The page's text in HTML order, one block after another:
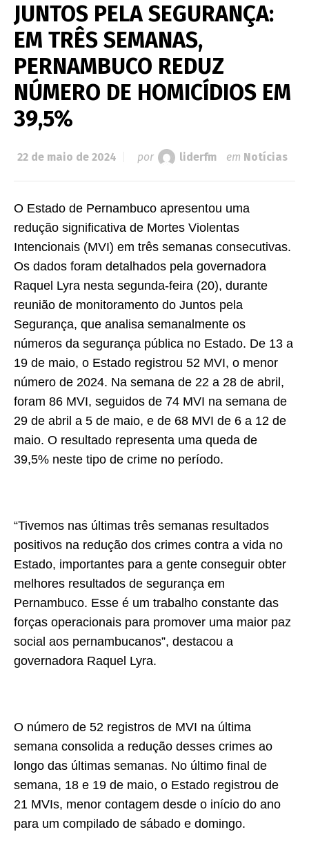
JUNTOS PELA SEGURANÇA:
EM TRÊS SEMANAS,
PERNAMBUCO REDUZ
NÚMERO DE HOMICÍDIOS EM
39,5%
22 de maio de 2024 por liderfm em Notícias
O Estado de Pernambuco apresentou uma
redução significativa de Mortes Violentas
Intencionais (MVI) em três semanas consecutivas.
Os dados foram detalhados pela governadora
Raquel Lyra nesta segunda-feira (20), durante
reunião de monitoramento do Juntos pela
Segurança, que analisa semanalmente os
números da segurança pública no Estado. De 13 a
19 de maio, o Estado registrou 52 MVI, o menor
número de 2024. Na semana de 22 a 28 de abril,
foram 86 MVI, seguidos de 74 MVI na semana de
29 de abril a 5 de maio, e de 68 MVI de 6 a 12 de
maio. O resultado representa uma queda de
39,5% neste tipo de crime no período.
“Tivemos nas últimas três semanas resultados
positivos na redução dos crimes contra a vida no
Estado, importantes para a gente conseguir obter
melhores resultados de segurança em
Pernambuco. Esse é um trabalho constante das
forças operacionais para promover uma maior paz
social aos pernambucanos”, destacou a
governadora Raquel Lyra.
O número de 52 registros de MVI na última
semana consolida a redução desses crimes ao
longo das últimas semanas. No último final de
semana, 18 e 19 de maio, o Estado registrou de
21 MVIs, menor contagem desde o início do ano
para um compilado de sábado e domingo.